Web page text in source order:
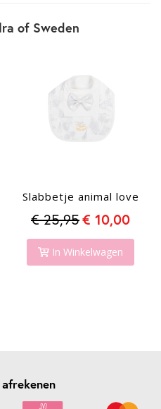
of Sweden
Slabbetje animal love
€ 25,95€ 10,00
In Winkelwagen